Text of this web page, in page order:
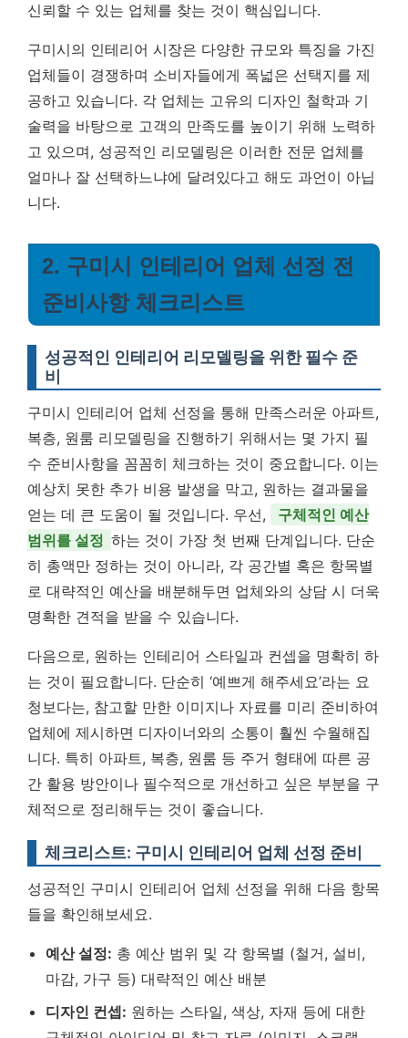
신뢰할 수 있는 업체를 찾는 것이 핵심입니다.
구미시의 인테리어 시장은 다양한 규모와 특징을 가진
업체들이 경쟁하며 소비자들에게 폭넓은 선택지를 제
공하고 있습니다. 각 업체는 고유의 디자인 철학과 기
술력을 바탕으로 고객의 만족도를 높이기 위해 노력하
고 있으며, 성공적인 리모델링은 이러한 전문 업체를
얼마나 잘 선택하느냐에 달려있다고 해도 과언이 아닙
니다.
2. 구미시 인테리어 업체 선정 전
준비사항 체크리스트
성공적인 인테리어 리모델링을 위한 필수 준
비
구미시 인테리어 업체 선정을 통해 만족스러운 아파트,
복층, 원룸 리모델링을 진행하기 위해서는 몇 가지 필
수 준비사항을 꼼꼼히 체크하는 것이 중요합니다. 이는
예상치 못한 추가 비용 발생을 막고, 원하는 결과물을
얻는 데 큰 도움이 될 것입니다. 우선,
구체적인 예산
범위를 설정 하는 것이 가장 첫 번째 단계입니다. 단순
히 총액만 정하는 것이 아니라, 각 공간별 혹은 항목별
로 대략적인 예산을 배분해두면 업체와의 상담 시 더욱
명확한 견적을 받을 수 있습니다.
다음으로, 원하는 인테리어 스타일과 컨셉을 명확히 하
는 것이 필요합니다. 단순히 ‘예쁘게 해주세요’라는 요
청보다는, 참고할 만한 이미지나 자료를 미리 준비하여
업체에 제시하면 디자이너와의 소통이 훨씬 수월해집
니다. 특히 아파트, 복층, 원룸 등 주거 형태에 따른 공
간 활용 방안이나 필수적으로 개선하고 싶은 부분을 구
체적으로 정리해두는 것이 좋습니다.
체크리스트: 구미시 인테리어 업체 선정 준비
성공적인 구미시 인테리어 업체 선정을 위해 다음 항목
들을 확인해보세요.
예산 설정: 총 예산 범위 및 각 항목별 (철거, 설비,
마감, 가구 등) 대략적인 예산 배분
디자인 컨셉: 원하는 스타일, 색상, 자재 등에 대한